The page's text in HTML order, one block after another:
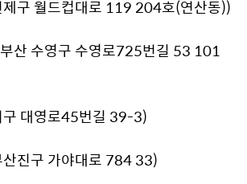
구 월드컵대로 119 204호(연산동))
산 수영구 수영로725번길 53 101
대영로45번길 39-3)
진구 가야대로 784 33)